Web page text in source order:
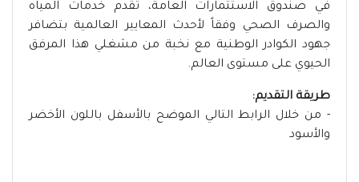
في صندوق الاستثمارات العامة، تقدم خدمات المياه
والصرف الصحي وفقاً لأحدث المعايير العالمية بتضافر
جهود الكوادر الوطنية مع نخبة من مشغلي هذا المرفق
الحيوي على مستوى العالم.
طريقة التقديم:
- من خلال الرابط التالي الموضح بالأسفل باللون الأخضر
والأسود